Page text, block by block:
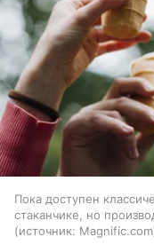
Пока доступен
стаканчике, но
источник: Magnific.com